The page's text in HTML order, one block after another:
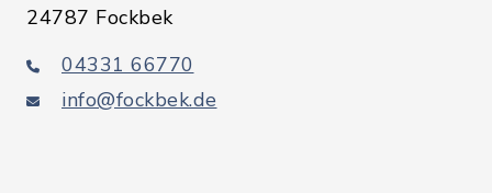
24787 Fockbek
04331 66770
info@fockbek.de